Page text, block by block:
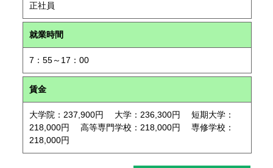
正社員
就業時間
7：55～17：00
賃金
大学院：237,900円 大学：236,300円 短期大学：
218,000円 高等専門学校：218,000円 専修学校：
218,000円